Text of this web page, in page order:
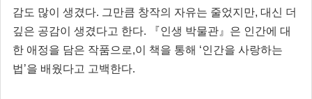
감도 많이 생겼다. 그만큼 창작의 자유는 줄었지만, 대신 더
깊은 공감이 생겼다고 한다. 『인생 박물관』은 인간에 대
한 애정을 담은 작품으로,이 책을 통해 ‘인간을 사랑하는
법’을 배웠다고 고백한다.